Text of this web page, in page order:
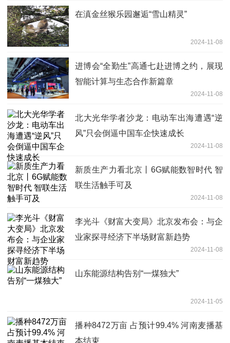
在滇金丝猴乐园邂逅“雪山精灵”
2024-11-08
进博会“全勤生”高通七赴进博之约，展现
智能计算与生态合作新篇章
2024-11-08
北大光华学者沙龙：电动车出海遭遇“逆
风”只会倒逼中国车企快速成长
2024-11-08
新质生产力看北京丨6G赋能数智时代 智
联生活触手可及
2024-11-08
李光斗《财富大变局》北京发布会：与企
业家探寻经济下半场财富新趋势
2024-11-08
山东能源结构告别“一煤独大”
2024-11-05
播种8472万亩 占预计99.4% 河南麦播基
本结束